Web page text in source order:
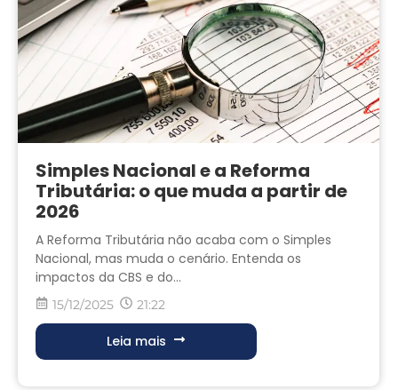
Simples Nacional e a Reforma
Tributária: o que muda a partir de
2026
A Reforma Tributária não acaba com o Simples
Nacional, mas muda o cenário. Entenda os
impactos da CBS e do...
15/12/2025 21:22
Leia mais